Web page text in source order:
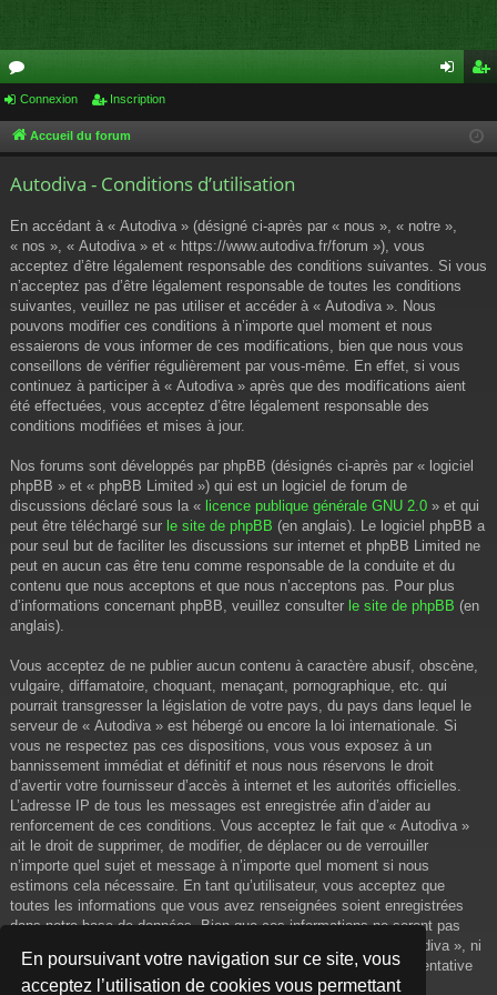
En poursuivant votre navigation sur ce site, vous
acceptez l’utilisation de cookies vous permettant
or
u cri
Connexion Inscription
Accueil du forum
Autodiva - Conditions d’utilisation
En accédant à « Autodiva » (désigné ci-après par « nous », « notre »,
« nos », « Autodiva » et « https://www.autodiva.fr/forum »), vous
acceptez d’être légalement responsable des conditions suivantes. Si vous
n’acceptez pas d’être légalement responsable de toutes les conditions
suivantes, veuillez ne pas utiliser et accéder à « Autodiva ». Nous
pouvons modifier ces conditions à n’importe quel moment et nous
essaierons de vous informer de ces modifications, bien que nous vous
conseillons de vérifier régulièrement par vous-même. En effet, si vous
continuez à participer à « Autodiva » après que des modifications aient
été effectuées, vous acceptez d’être légalement responsable des
conditions modifiées et mises à jour.
Nos forums sont développés par phpBB (désignés ci-après par « logiciel
phpBB » et « phpBB Limited ») qui est un logiciel de forum de
discussions déclaré sous la « licence publique générale GNU 2.0 » et qui
peut être téléchargé sur le site de phpBB (en anglais). Le logiciel phpBB a
pour seul but de faciliter les discussions sur internet et phpBB Limited ne
peut en aucun cas être tenu comme responsable de la conduite et du
contenu que nous acceptons et que nous n’acceptons pas. Pour plus
d’informations concernant phpBB, veuillez consulter le site de phpBB (en
anglais).
Vous acceptez de ne publier aucun contenu à caractère abusif, obscène,
vulgaire, diffamatoire, choquant, menaçant, pornographique, etc. qui
pourrait transgresser la législation de votre pays, du pays dans lequel le
serveur de « Autodiva » est hébergé ou encore la loi internationale. Si
vous ne respectez pas ces dispositions, vous vous exposez à un
bannissement immédiat et définitif et nous nous réservons le droit
d’avertir votre fournisseur d’accès à internet et les autorités officielles.
L’adresse IP de tous les messages est enregistrée afin d’aider au
renforcement de ces conditions. Vous acceptez le fait que « Autodiva »
ait le droit de supprimer, de modifier, de déplacer ou de verrouiller
n’importe quel sujet et message à n’importe quel moment si nous
estimons cela nécessaire. En tant qu’utilisateur, vous acceptez que
toutes les informations que vous avez renseignées soient enregistrées
dans notre base de données. Bien que ces informations ne seront pas
diffusées à une tierce partie sans votre consentement, ni « Autodiva », ni
phpBB, ne pourront être tenus comme responsables en cas de tentative
de piratage informatique visant à compromettre vos données.